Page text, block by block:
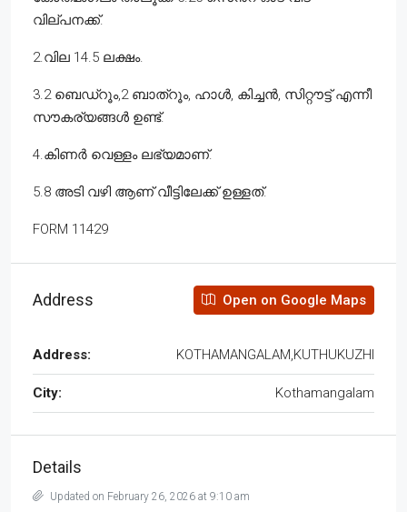
വില്പനക്ക്.
2.വില 14.5 ലക്ഷം.
3.2 ബെഡ്റൂം,2 ബാത്റൂം, ഹാൾ, കിച്ചൻ, സിറ്റൗട്ട് എന്നീ
സൗകര്യങ്ങൾ ഉണ്ട്.
4.കിണർ വെള്ളം ലഭ്യമാണ്.
5.8 അടി വഴി ആണ് വീട്ടിലേക്ക് ഉള്ളത്.
FORM 11429
Address Open on Google Maps
Address: KOTHAMANGALAM,KUTHUKUZHI
City: Kothamangalam
Details
Updated on February 26, 2026 at 9:10 am